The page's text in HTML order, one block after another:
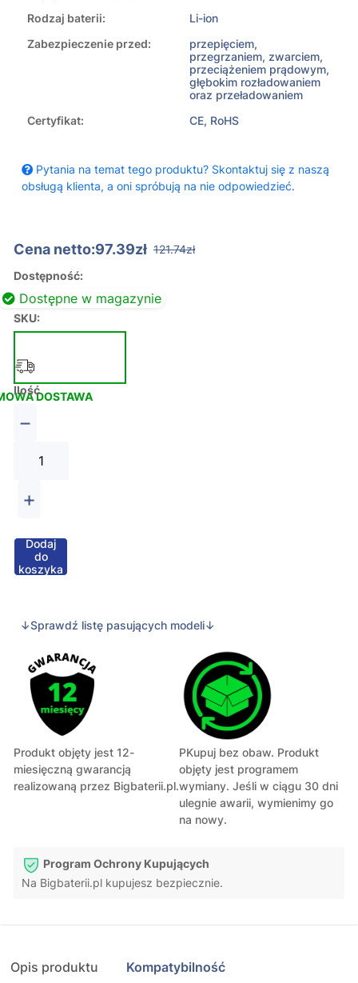
Rodzaj baterii:
Li-ion
Zabezpieczenie przed:
przepięciem,
przegrzaniem, zwarciem,
przeciążeniem prądowym,
głębokim rozładowaniem
oraz przeładowaniem
Certyfikat:
CE, RoHS
Pytania na temat tego produktu? Skontaktuj się z naszą
obsługą klienta, a oni spróbują na nie odpowiedzieć.
Cena netto:97.39zł 121.74zł
Dostępność:
Dostępne w magazynie
SKU:
DOSTAWA
Ilość
−
+
Dodaj
do
koszyka
↓Sprawdź listę pasujących modeli↓
Produkt objęty jest 12-
miesięczną gwarancją
realizowaną przez Bigbaterii.pl.
PKupuj bez obaw. Produkt
objęty jest programem
wymiany. Jeśli w ciągu 30 dni
ulegnie awarii, wymienimy go
na nowy.
Program Ochrony Kupujących
Na Bigbaterii.pl kupujesz bezpiecznie.
Opis produktu Kompatybilność